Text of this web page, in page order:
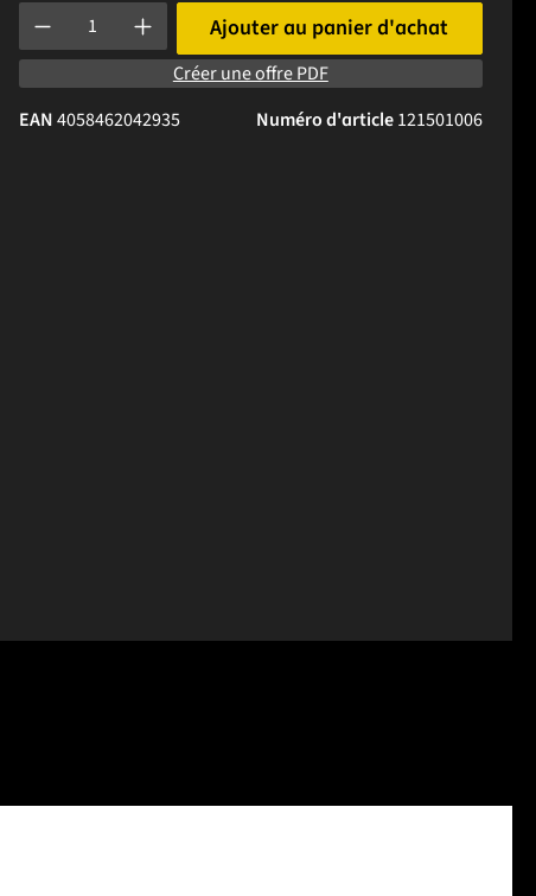
Quantité de produit : Entrez la quantité souhaitée ou utilisez
Ajouter au panier d'achat
Créer une offre PDF
Numéro d'article121501006
EAN4058462042935